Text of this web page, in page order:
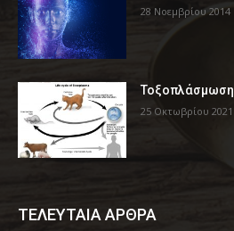
28 Νοεμβρίου 2014
Τοξοπλάσμωση
25 Οκτωβρίου 2021
ΤΕΛΕΥΤΑΙΑ ΑΡΘΡΑ